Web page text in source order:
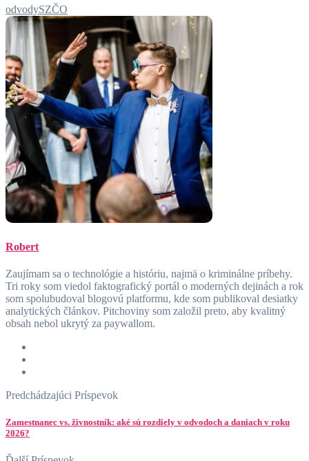
odvodySZČO
Robert
Zaujímam sa o technológie a históriu, najmä o kriminálne príbehy.
Tri roky som viedol faktografický portál o moderných dejinách a rok
som spolubudoval blogovú platformu, kde som publikoval desiatky
analytických článkov. Pitchoviny som založil preto, aby kvalitný
obsah nebol ukrytý za paywallom.
Predchádzajúci Príspevok
Zamestnanec vs. živnostník: aké sú rozdiely v odvodoch a daniach v roku
2026?